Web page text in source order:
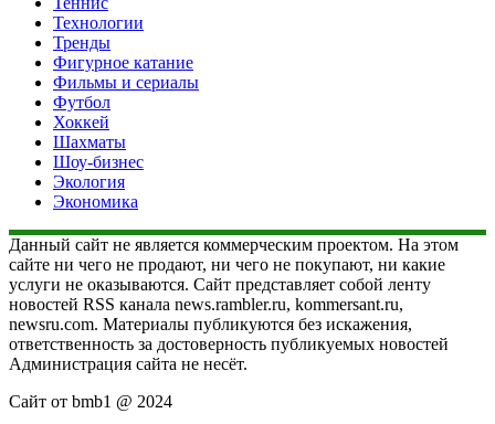
Технологии
Тренды
Фигурное катание
Фильмы и сериалы
Футбол
Хоккей
Шахматы
Шоу-бизнес
Экология
Экономика
Данный сайт не является коммерческим проектом. На этом
сайте ни чего не продают, ни чего не покупают, ни какие
услуги не оказываются. Сайт представляет собой ленту
новостей RSS канала news.rambler.ru, kommersant.ru,
newsru.com. Материалы публикуются без искажения,
ответственность за достоверность публикуемых новостей
Администрация сайта не несёт.
Сайт от bmb1 @ 2024